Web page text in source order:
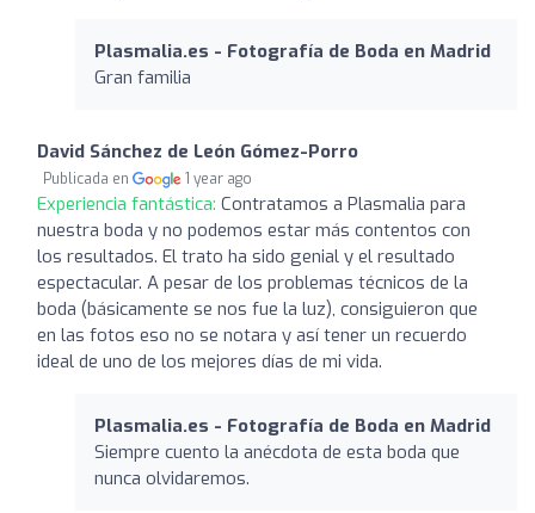
Plasmalia.es - Fotografía de Boda en Madrid
Gran familia
David Sánchez de León Gómez-Porro
Publicada en 1 year ago
Experiencia fantástica: Contratamos a Plasmalia para
nuestra boda y no podemos estar más contentos con
los resultados. El trato ha sido genial y el resultado
espectacular. A pesar de los problemas técnicos de la
boda (básicamente se nos fue la luz), consiguieron que
en las fotos eso no se notara y así tener un recuerdo
ideal de uno de los mejores días de mi vida.
Plasmalia.es - Fotografía de Boda en Madrid
Siempre cuento la anécdota de esta boda que
nunca olvidaremos.